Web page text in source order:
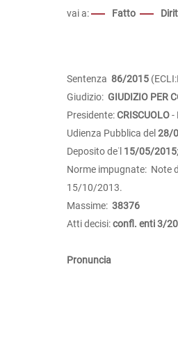
vai a: Fatto
Sentenza 86/2015
Giudizio: GIUDIZIO PER
Presidente:CRISCUOLO-
Udienza Pubblica del 28/
Deposito de˙l 15/05/2015
Norme impugnate: Note
15/10/2013.
Massime: 38376
Atti decisi:confl. enti 3/
Pronuncia